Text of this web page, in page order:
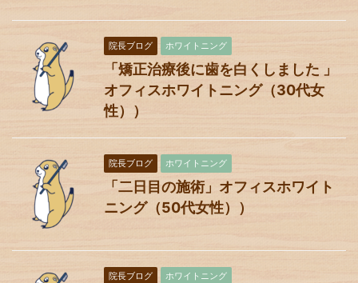
院長ブログ ホワイトニング
「矯正治療後に歯を白くしました 」
オフィスホワイトニング（30代女
性））
院長ブログ ホワイトニング
「二日目の施術」オフィスホワイト
ニング（50代女性））
院長ブログ ホワイトニング